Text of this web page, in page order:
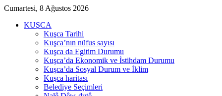
Cumartesi, 8 Ağustos 2026
KUŞCA
Kuşca Tarihi
Kuşca’nın nüfus sayısı
Kuşca da Egitim Durumu
Kuşca’da Ekonomik ve İstihdam Durumu
Kuşca’da Sosyal Durum ve İklim
Kuşca haritası
Belediye Seçimleri